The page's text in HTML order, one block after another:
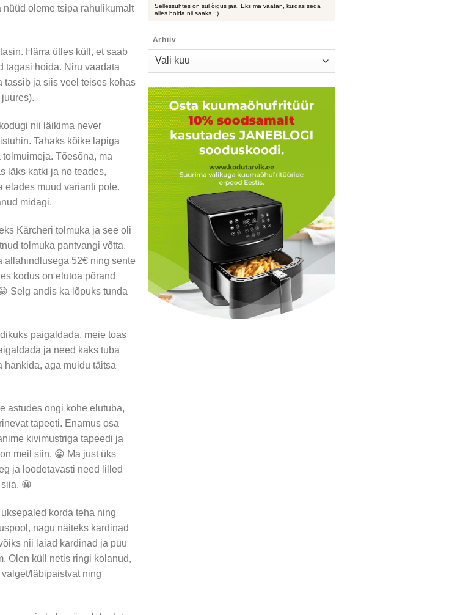
oleme tsipa rahulikumalt
Härra ütles küll, et saab
tagasi hoida. Niru vaadata
tassib ja siis veel teises kohas
nii läikima never
Tahaks kõike lapiga
Tõesõna, ma
läks katki ja no teades,
elades muud varianti pole.
midagi.
Kärcheri tolmuka ja see oli
tolmuka pantvangi võtta.
allahindlusega 52€ ning sente
kodus on elutoa põrand
Selg andis ka lõpuks tunda
paigaldada, meie toas
ja need kaks tuba
aga muidu täitsa
astudes ongi kohe elutuba,
tapeeti. Enamus osa
kivimustriga tapeedi ja
meil siin. 😀 Ma just üks
ja loodetavasti need lilled
😀
korda teha ning
nagu näiteks kardinad
nii laiad kardinad ja puu
Olen küll netis ringi kolanud,
läbipaistvat ning
Sellessuhtes on sul õigus jaa. Eks ma vaatan, kuidas seda
alles hoida nii saaks. :)
Arhiiv
Arhiiv